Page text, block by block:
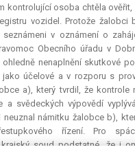
kontrolující osoba chtěla ověřit,
vozidel. Protože žalobci
v oznámení o
Obecního úřadu v
nenaplnění skutkové
účelové a v rozporu s
a), který tvrdil, že kontrole
a svědeckých výpovědí
námitku žalobce b),
řízení. Pro
soud podstatné, že i